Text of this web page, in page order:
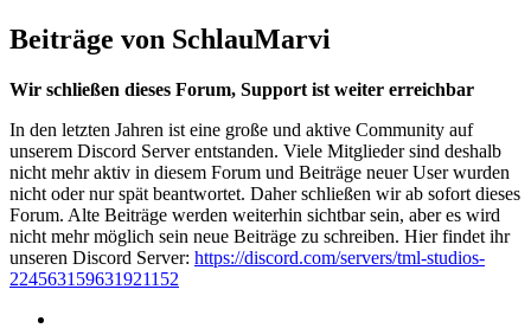
Beiträge von SchlauMarvi
Wir schließen dieses Forum, Support ist weiter erreichbar
In den letzten Jahren ist eine große und aktive Community auf
unserem Discord Server entstanden. Viele Mitglieder sind deshalb
nicht mehr aktiv in diesem Forum und Beiträge neuer User wurden
nicht oder nur spät beantwortet. Daher schließen wir ab sofort dieses
Forum. Alte Beiträge werden weiterhin sichtbar sein, aber es wird
nicht mehr möglich sein neue Beiträge zu schreiben. Hier findet ihr
unseren Discord Server: https://discord.com/servers/tml-studios-
224563159631921152